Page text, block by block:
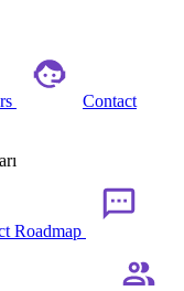
Contact
Roadmap